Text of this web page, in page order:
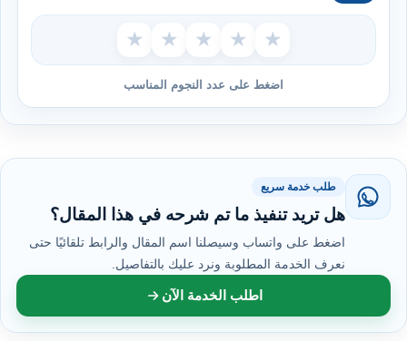
★ ★ ★ ★ ★
اضغط على عدد النجوم المناسب
طلب خدمة سريع
هل تريد تنفيذ ما تم شرحه في هذا المقال؟
اضغط على واتساب وسيصلنا اسم المقال والرابط تلقائيًا حتى
نعرف الخدمة المطلوبة ونرد عليك بالتفاصيل.
اطلب الخدمة الآن